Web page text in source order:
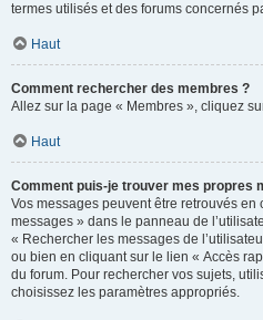
termes utilisés et des forums concernés
Haut
Comment rechercher des membres ?
Allez sur la page « Membres », cliquez
Haut
Comment puis-je trouver mes propres
Vos messages peuvent être retrouvés en
messages » dans le panneau de
« Rechercher les messages de
ou bien en cliquant sur le lien « Accès
du forum. Pour rechercher vos sujets,
choisissez les paramètres appropriés.